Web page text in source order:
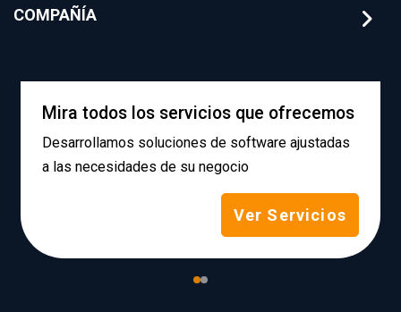
COMPAÑÍA
Mira todos los servicios que ofrecemos
Desarrollamos soluciones de software ajustadas
a las necesidades de su negocio
Ver Servicios